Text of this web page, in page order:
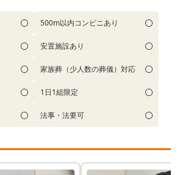
500m以内コンビニあり
安置施設あり
家族葬（少人数の葬儀）対応
1日1組限定
法事・法要可